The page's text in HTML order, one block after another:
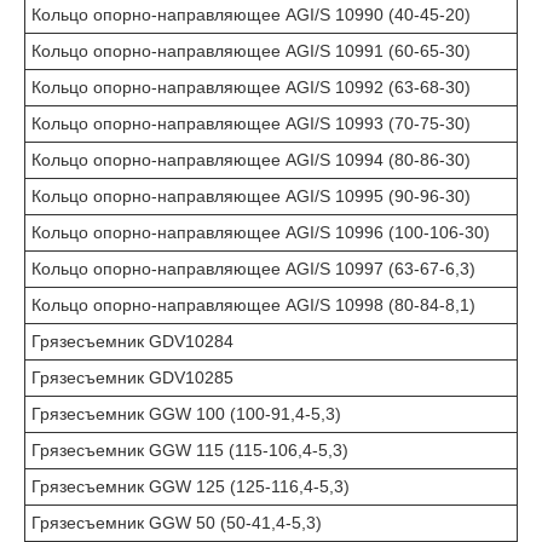
Кольцо опорно-направляющее AGI/S 10990 (40-45-20)
Кольцо опорно-направляющее AGI/S 10991 (60-65-30)
Кольцо опорно-направляющее AGI/S 10992 (63-68-30)
Кольцо опорно-направляющее AGI/S 10993 (70-75-30)
Кольцо опорно-направляющее AGI/S 10994 (80-86-30)
Кольцо опорно-направляющее AGI/S 10995 (90-96-30)
Кольцо опорно-направляющее AGI/S 10996 (100-106-30)
Кольцо опорно-направляющее AGI/S 10997 (63-67-6,3)
Кольцо опорно-направляющее AGI/S 10998 (80-84-8,1)
Грязесъемник GDV10284
Грязесъемник GDV10285
Грязесъемник GGW 100 (100-91,4-5,3)
Грязесъемник GGW 115 (115-106,4-5,3)
Грязесъемник GGW 125 (125-116,4-5,3)
Грязесъемник GGW 50 (50-41,4-5,3)